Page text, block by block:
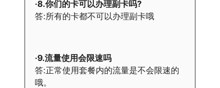
·8.你们的卡可以办理副卡吗?
答:所有的卡都不可以办理副卡哦
·9.流量使用会限速吗
答:正常使用套餐内的流量是不会限速的
哦。